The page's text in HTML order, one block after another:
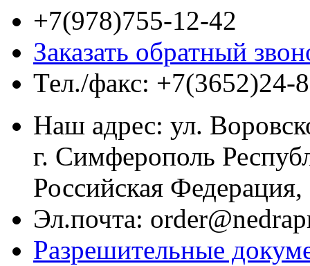
+7(978)755-12-42
Заказать обратный
Тел./факс: +7(3652)24-
Наш адрес: ул.
г. Симферополь
Российская
Эл.почта:
Разрешительные